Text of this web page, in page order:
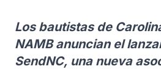
Los bautistas de
NAMB anuncian el
SendNC, una nueva